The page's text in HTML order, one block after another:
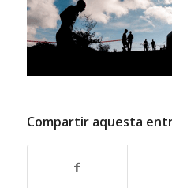
Compartir aquesta